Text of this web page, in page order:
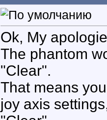
Ok, My
The phantom
"Clear".
That means
joy axis